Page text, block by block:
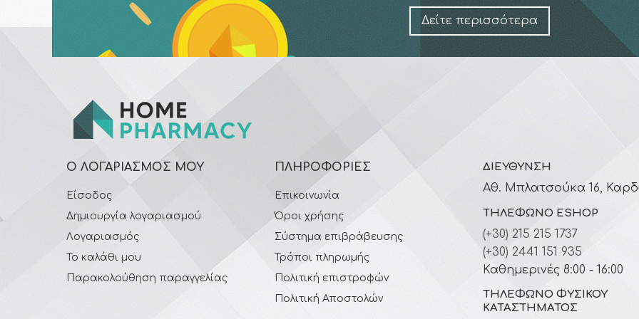
Δείτε περισσότερα
Ο ΛΟΓΑΡΙΑΣΜΌΣ ΜΟΥ
Είσοδος
Δημιουργία λογαριασμού
Λογαριασμός
Το καλάθι μου
Παρακολούθηση παραγγελίας
ΠΛΗΡΟΦΟΡΊΕΣ
Επικοινωνία
Όροι χρήσης
Σύστημα επιβράβευσης
Τρόποι πληρωμής
Πολιτική επιστροφών
Πολιτική Αποστολών
ΔΙΕΎΘΥΝΣΗ
Αθ. Μπλατσούκα 16,
ΤΗΛΈΦΩΝΟ ESHOP
(+30) 215 215 1737
(+30) 2441 151 935
Καθημερινές 8:00 - 16:00
ΤΗΛΈΦΩΝΟ ΦΥΣΙΚΟΎ
ΚΑΤΑΣΤΉΜΑΤΟΣ